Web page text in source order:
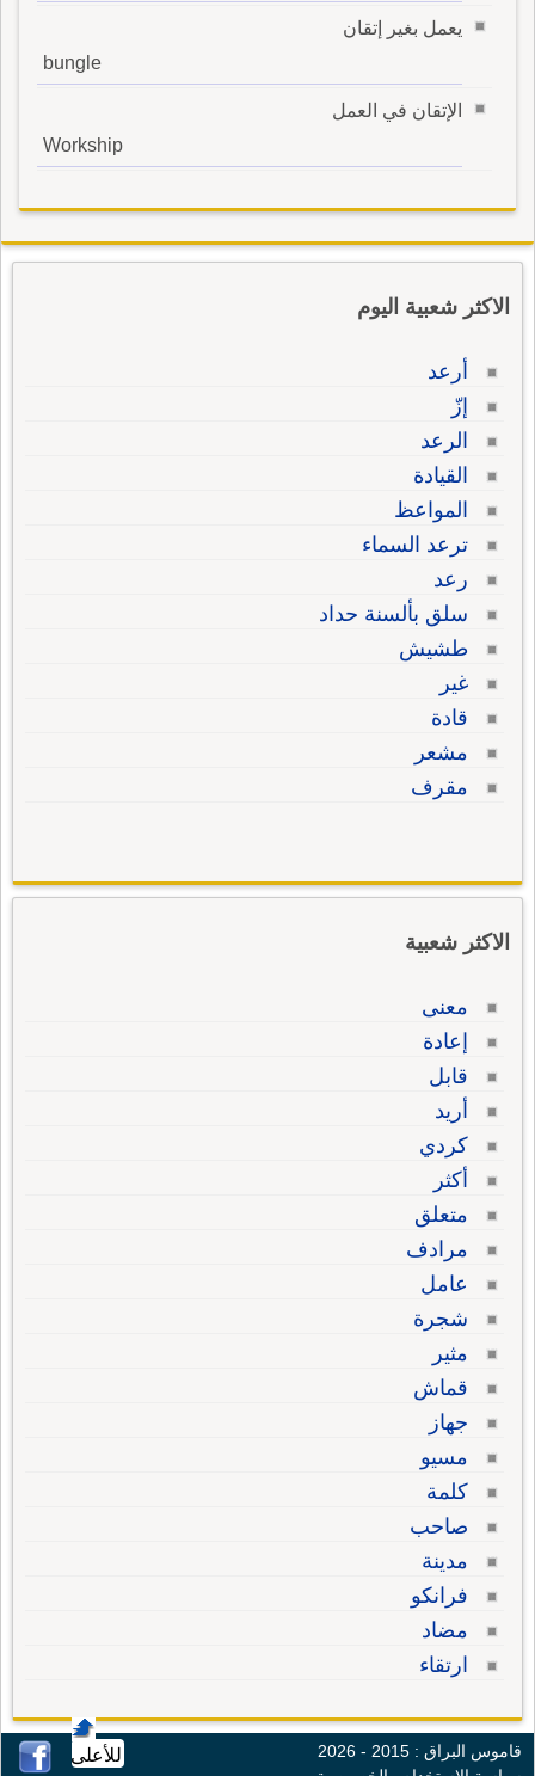
يعمل بغير إتقان
bungle
الإتقان في العمل
Workship
الاكثر شعبية اليوم
أرعد
إزّ
الرعد
القيادة
المواعظ
ترعد السماء
رعد
سلق بألسنة حداد
طشيش
غير
قادة
مشعر
مقرف
الاكثر شعبية
معنى
إعادة
قابل
أريد
كردي
أكثر
متعلق
مرادف
عامل
شجرة
مثير
قماش
جهاز
مسيو
كلمة
صاحب
مدينة
فرانكو
مضاد
ارتقاء
للأعلى
قاموس البراق : 2015 - 2026